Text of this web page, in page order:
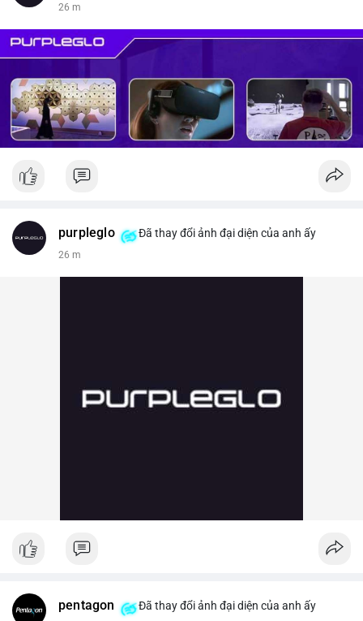
26 m
purpleglo Đã thay đổi ảnh đại diện của anh ấy
26 m
pentagon Đã thay đổi ảnh đại diện của anh ấy